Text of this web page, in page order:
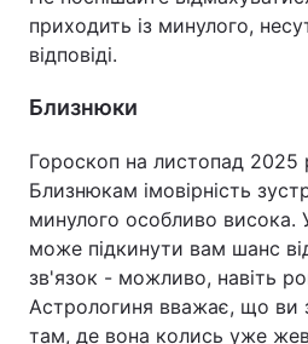
приходить із минулого,
відповіді.
Близнюки
Гороскоп на листопад 2025
Близнюкам імовірність
минулого особливо висока.
може підкинути вам шанс
зв'язок - можливо, навіть
Астрологиня вважає, що ви
там, де вона колись уже